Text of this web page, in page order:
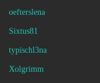
oefterslena
Sixtus81
typischl3na
Xolgrimm